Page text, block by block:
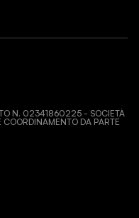
N. 02341860225 - SOCIETÀ
COORDINAMENTO DA PARTE